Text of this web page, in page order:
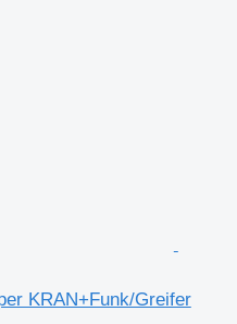
KRAN+Funk/Greifer